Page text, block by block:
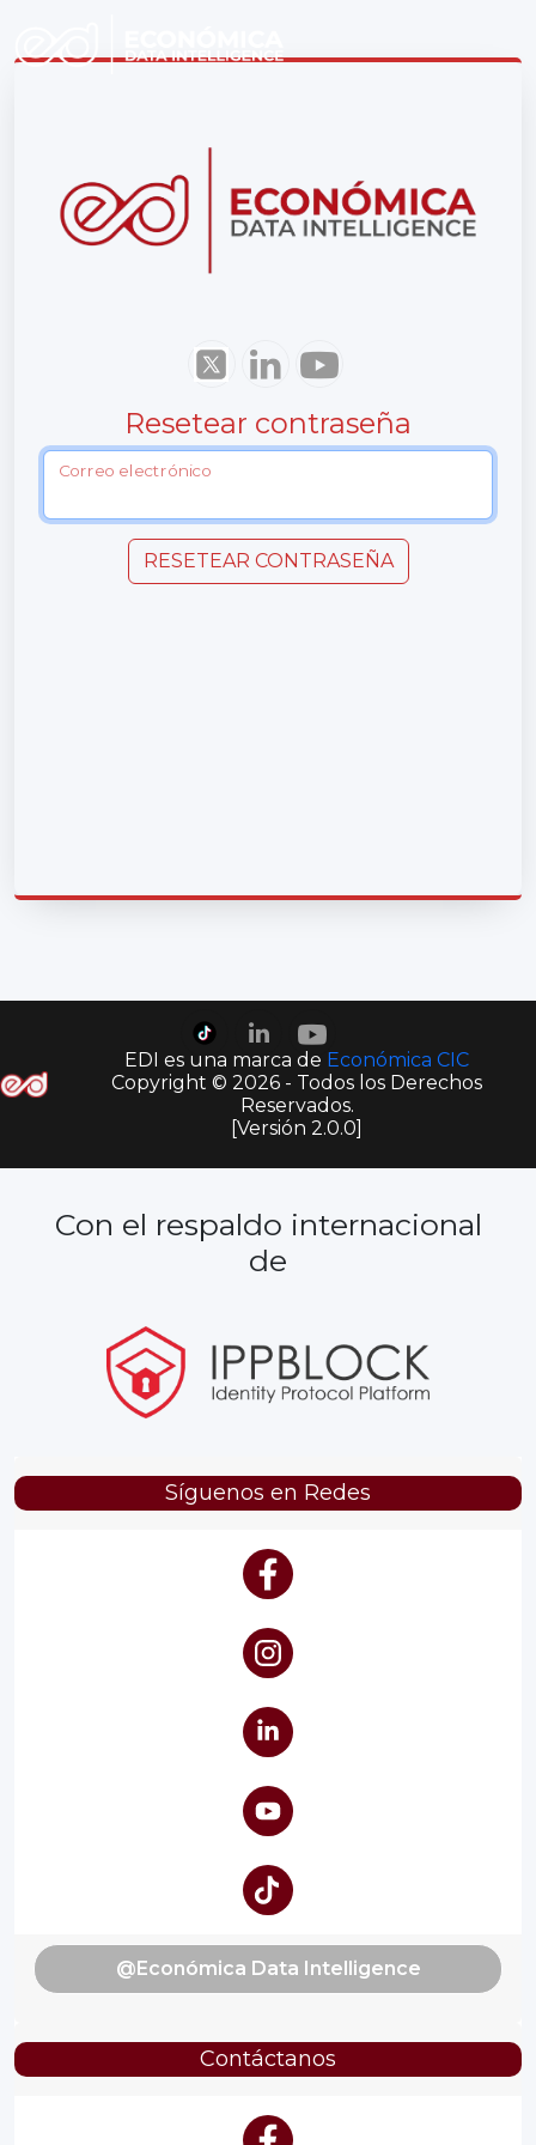
Resetear contraseña
Correo electrónico
RESETEAR CONTRASEÑA
EDI es una marca de Económica CIC
Copyright © 2026 - Todos los Derechos
Reservados.
[Versión 2.0.0]
Con el respaldo internacional
de
Síguenos en Redes
@Económica Data Intelligence
Contáctanos